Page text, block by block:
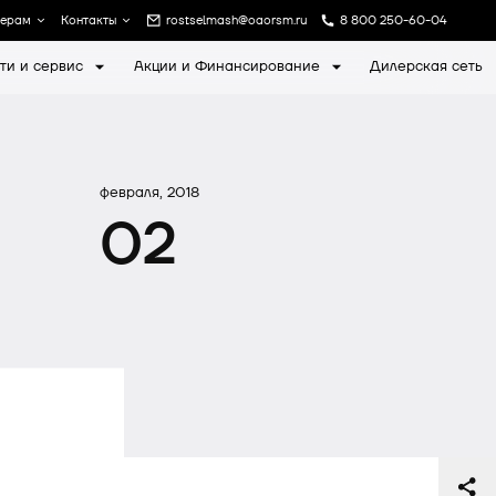
Контакты rostselmash@oaorsm.ru 8 800 250-60-04
и сервис Акции и Финансирование Дилерская сеть
февраля, 2018
02